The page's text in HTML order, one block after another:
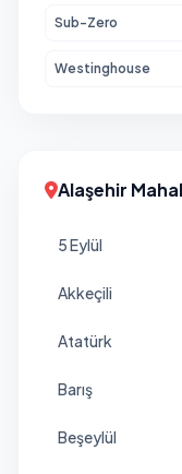
Sub-Zero
Westinghouse
Alaşehir
5 Eylül
Akkeçili
Atatürk
Barış
Beşeylül